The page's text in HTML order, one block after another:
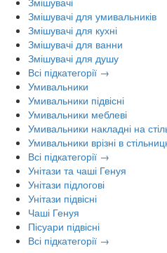
Змішувачі для умивальників
Змішувачі для кухні
Змішувачі для ванни
Змішувачі для душу
Всі підкатегорії →
Умивальники
Умивальники підвісні
Умивальники меблеві
Умивальники накладні на
Умивальники врізні в
Всі підкатегорії →
Унітази та чаші Генуя
Унітази підлогові
Унітази підвісні
Чаші Генуя
Пісуари підвісні
Всі підкатегорії →